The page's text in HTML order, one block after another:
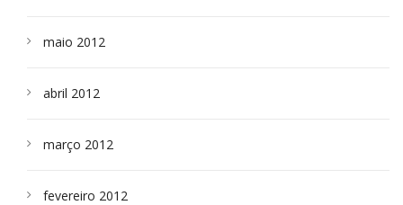
maio 2012
abril 2012
março 2012
fevereiro 2012